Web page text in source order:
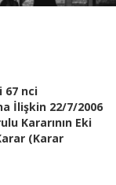
67 nci
İlişkin 22/7/2006
Kararının Eki
(Karar